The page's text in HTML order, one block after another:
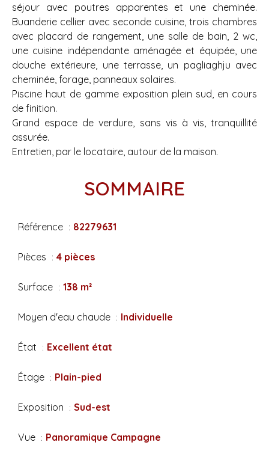
séjour avec poutres apparentes et une cheminée.
Buanderie cellier avec seconde cuisine, trois chambres
avec placard de rangement, une salle de bain, 2 wc,
une cuisine indépendante aménagée et équipée, une
douche extérieure, une terrasse, un pagliaghju avec
cheminée, forage, panneaux solaires.
Piscine haut de gamme exposition plein sud, en cours
de finition.
Grand espace de verdure, sans vis à vis, tranquillité
assurée.
Entretien, par le locataire, autour de la maison.
SOMMAIRE
Référence 82279631
Pièces 4 pièces
Surface 138 m²
Moyen d'eau chaude Individuelle
État Excellent état
Étage Plain-pied
Exposition Sud-est
Vue Panoramique Campagne